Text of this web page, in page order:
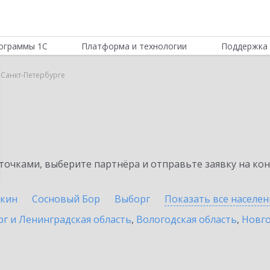
1С Платформа и технологии Поддержка
Санкт-Петербурге
выберите партнёра и отправьте заявку на
Сосновый Бор Выборг Показать все
и Ленинградская область, Вологодская область,